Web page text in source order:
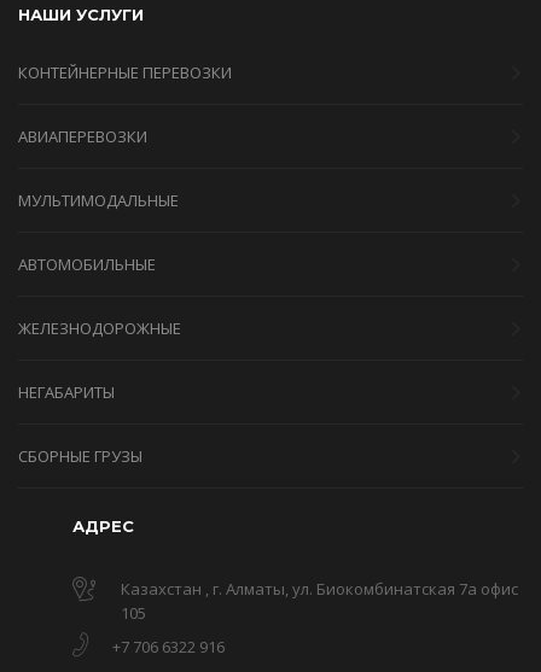
НАШИ УСЛУГИ
КОНТЕЙНЕРНЫЕ ПЕРЕВОЗКИ
АВИАПЕРЕВОЗКИ
МУЛЬТИМОДАЛЬНЫЕ
АВТОМОБИЛЬНЫЕ
ЖЕЛЕЗНОДОРОЖНЫЕ
НЕГАБАРИТЫ
СБОРНЫЕ ГРУЗЫ
АДРЕС
Казахстан , г. Алматы, ул. Биокомбинатская 7а офис
105
+7 706 6322 916